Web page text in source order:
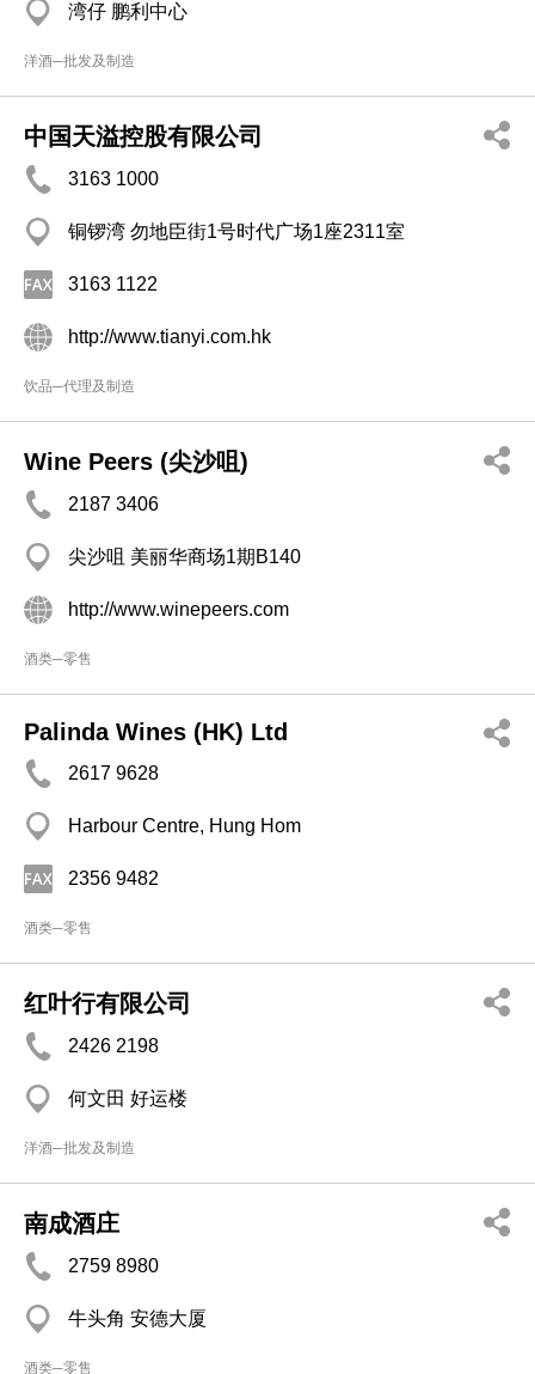
湾仔 鹏利中心
洋酒─批发及制造
中国天溢控股有限公司
3163 1000
铜锣湾 勿地臣街1号时代广场1座2311室
3163 1122
http://www.tianyi.com.hk
饮品─代理及制造
Wine Peers (尖沙咀)
2187 3406
尖沙咀 美丽华商场1期B140
http://www.winepeers.com
酒类─零售
Palinda Wines (HK) Ltd
2617 9628
Harbour Centre, Hung Hom
2356 9482
酒类─零售
红叶行有限公司
2426 2198
何文田 好运楼
洋酒─批发及制造
南成酒庄
2759 8980
牛头角 安德大厦
酒类─零售